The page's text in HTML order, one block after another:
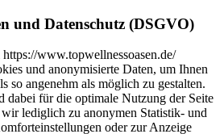
und Datenschutz (DSGVO)
www.topwellnessoasen.de/
und anonymisierte Daten, um Ihnen
so angenehm als möglich zu gestalten.
dabei für die optimale Nutzung der Seite
lediglich zu anonymen Statistik- und
oder zur Anzeige